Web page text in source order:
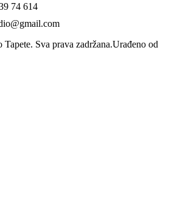
74 614
Sva prava zadržana.Urađeno od